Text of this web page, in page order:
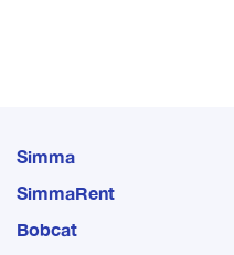
Simma
SimmaRent
Bobcat